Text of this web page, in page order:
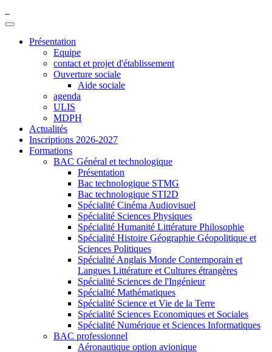
Présentation
Equipe
contact et projet d'établissement
Ouverture sociale
Aide sociale
agenda
ULIS
MDPH
Actualités
Inscriptions 2026-2027
Formations
BAC Général et technologique
Présentation
Bac technologique STMG
Bac technologique STI2D
Spécialité Cinéma Audiovisuel
Spécialité Sciences Physiques
Spécialité Humanité Littérature Philosophie
Spécialité Histoire Géographie Géopolitique et
Sciences Politiques
Spécialité Anglais Monde Contemporain et
Langues Littérature et Cultures étrangères
Spécialité Sciences de l'Ingénieur
Spécialité Mathématiques
Spécialité Science et Vie de la Terre
Spécialité Sciences Economiques et Sociales
Spécialité Numérique et Sciences Informatiques
BAC professionnel
Aéronautique option avionique